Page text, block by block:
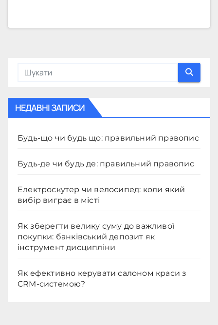
НЕДАВНІ ЗАПИСИ
Будь-що чи будь що: правильний правопис
Будь-де чи будь де: правильний правопис
Електроскутер чи велосипед: коли який
вибір виграє в місті
Як зберегти велику суму до важливої
покупки: банківський депозит як
інструмент дисципліни
Як ефективно керувати салоном краси з
CRM-системою?